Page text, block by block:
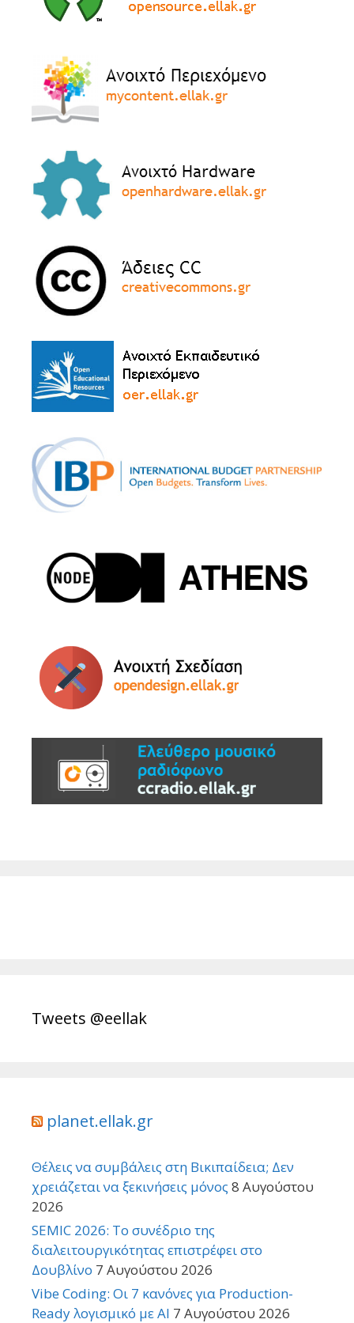
Tweets @eellak
planet.ellak.gr
Θέλεις να συμβάλεις στη Βικιπαίδεια; Δεν
χρειάζεται να ξεκινήσεις μόνος 8 Αυγούστου
2026
SEMIC 2026: Το συνέδριο της
διαλειτουργικότητας επιστρέφει στο
Δουβλίνο 7 Αυγούστου 2026
Vibe Coding: Οι 7 κανόνες για Production-
Ready λογισμικό με AI 7 Αυγούστου 2026